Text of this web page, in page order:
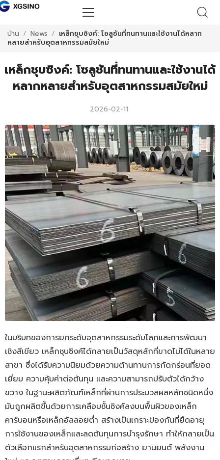
บ้าน / News / เหล็กชุบซิงค์: โซลูชันที่ทนทานและใช้งานได้หลาก
หลายสำหรับอุตสาหกรรมสมัยใหม่
เหล็กชุบซิงค์: โซลูชันที่ทนทานและใช้งานได้
หลากหลายสำหรับอุตสาหกรรมสมัยใหม่
2026-02-11
ในบริบทของการยกระดับอุตสาหกรรมระดับโลกและการพัฒนา
เชิงสีเขียว เหล็กชุบซิงค์ได้กลายเป็นวัสดุหลักที่ขาดไม่ได้ในหลาย
สาขา ซึ่งได้รับความนิยมด้วยความต้านทานการกัดกร่อนที่ยอด
เยี่ยม ความคุ้มค่าต่อต้นทุน และความสามารถปรับตัวได้กว้าง
ขวาง ในฐานะผลิตภัณฑ์เหล็กที่ผ่านการประมวลผลหลักชนิดหนึ่ง
มันถูกผลิตขึ้นด้วยการเคลือบชั้นซิงค์ลงบนพื้นผิวของเหล็ก
คาร์บอนหรือเหล็กอัลลอยต่ำ สร้างเป็นเกราะป้องกันที่ยืดอายุ
การใช้งานของเหล็กและลดต้นทุนการบำรุงรักษา ทำให้กลายเป็น
ตัวเลือกแรกสำหรับอุตสาหกรรมก่อสร้าง ยานยนต์ พลังงาน